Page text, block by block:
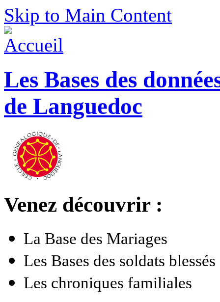
Skip to Main Content
Les Bases des
de Languedoc
Venez découvrir :
La Base des Mariages
Les Bases des soldats
Les chroniques familiales